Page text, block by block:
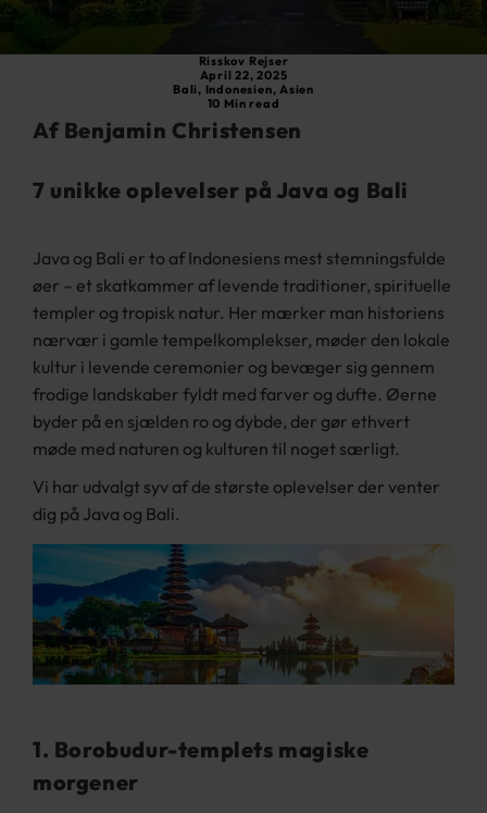
Risskov Rejser
April 22, 2025
Bali , Indonesien,Asien
10 Min read
Af Benjamin Christensen
7 unikke oplevelser på Java og Bali
Java og Bali er to af Indonesiens mest stemningsfulde
øer – et skatkammer af levende traditioner, spirituelle
templer og tropisk natur. Her mærker man historiens
nærvær i gamle tempelkomplekser, møder den lokale
kultur i levende ceremonier og bevæger sig gennem
frodige landskaber fyldt med farver og dufte. Øerne
byder på en sjælden ro og dybde, der gør ethvert
møde med naturen og kulturen til noget særligt.
Vi har udvalgt syv af de største oplevelser der venter
dig på Java og Bali.
1. Borobudur-templets magiske
morgener